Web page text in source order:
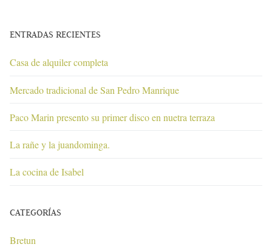
ENTRADAS RECIENTES
Casa de alquiler completa
Mercado tradicional de San Pedro Manrique
Paco Marin presento su primer disco en nuetra terraza
La rañe y la juandominga.
La cocina de Isabel
CATEGORÍAS
Bretun